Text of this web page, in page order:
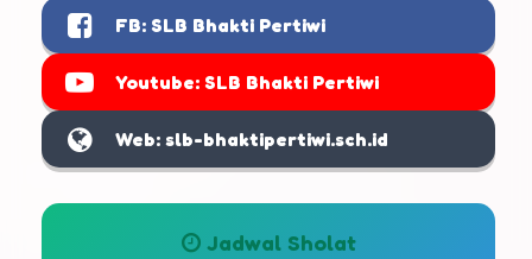
FB: SLB Bhakti Pertiwi
Youtube: SLB Bhakti Pertiwi
Web: slb-bhaktipertiwi.sch.id
Jadwal Sholat